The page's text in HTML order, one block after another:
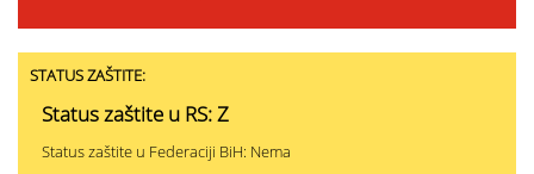
STATUS ZAŠTITE:
Status zaštite u RS: Z
Status zaštite u Federaciji BiH: Nema